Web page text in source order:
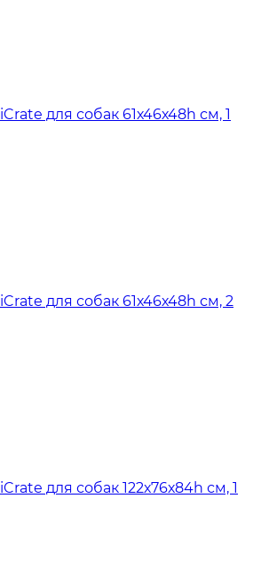
для собак 61х46х48h см, 1
для собак 61х46х48h см, 2
для собак 122х76х84h см, 1